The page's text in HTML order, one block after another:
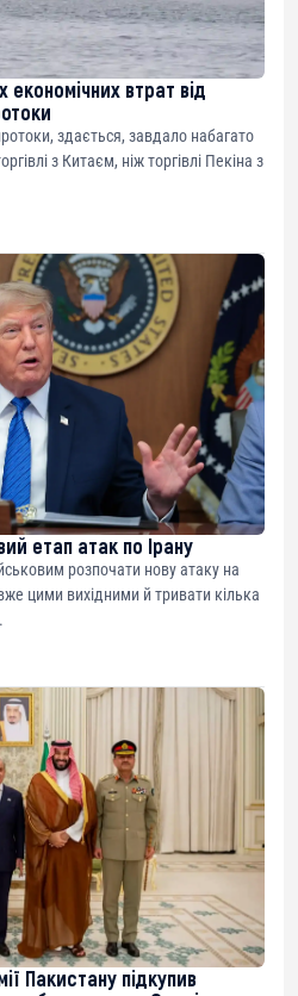
економічних втрат від
здається, завдало набагато
з Китаєм, ніж торгівлі Пекіна з
етап атак по Ірану
розпочати нову атаку на
цими вихідними й тривати кілька
Пакистану підкупив